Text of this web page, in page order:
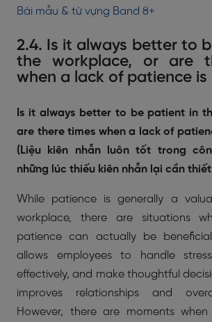
Bài mẫu & từ vựng Band 8+
2.4. Is it always better to
the workplace, or are
when a lack of patience is
Is it always better to be patient in
are there times when a lack of
(Liệu kiên nhẫn luôn tốt trong
những lúc thiếu kiên nhẫn lại cần
While patience is generally a
workplace, there are situations
patience can actually be
allows employees to handle
effectively, and make thoughtful
improves relationships and
However, there are moments